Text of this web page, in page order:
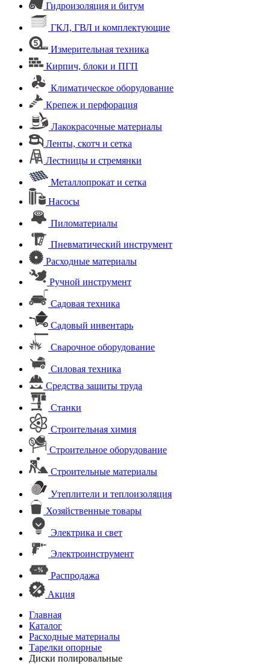
Гидроизоляция и битум
ГКЛ, ГВЛ и комплектующие
Измерительная техника
Кирпич, блоки и ПГП
Климатическое оборудование
Крепеж и перфорация
Лакокрасочные материалы
Ленты, скотч и сетка
Лестницы и стремянки
Металлопрокат и сетка
Насосы
Пиломатериалы
Пневматический инструмент
Расходные материалы
Ручной инструмент
Садовая техника
Садовый инвентарь
Сварочное оборудование
Силовая техника
Средства защиты труда
Станки
Строительная химия
Строительное оборудование
Строительные материалы
Утеплители и теплоизоляция
Хозяйственные товары
Электрика и свет
Электроинструмент
Распродажа
Акция
Главная
Каталог
Расходные материалы
Тарелки опорные
Диски полировальные